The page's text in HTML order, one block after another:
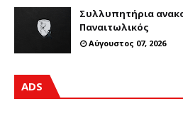
Συλλυπητήρια
Παναιτωλικός
Αύγουστος 07, 2026
ADS